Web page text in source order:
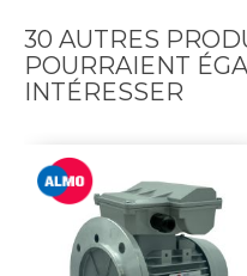
30 AUTRES
POURRAIENT
INTÉRESSER